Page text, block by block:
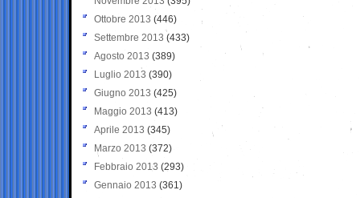
Ottobre 2013 (446)
Settembre 2013 (433)
Agosto 2013 (389)
Luglio 2013 (390)
Giugno 2013 (425)
Maggio 2013 (413)
Aprile 2013 (345)
Marzo 2013 (372)
Febbraio 2013 (293)
Gennaio 2013 (361)